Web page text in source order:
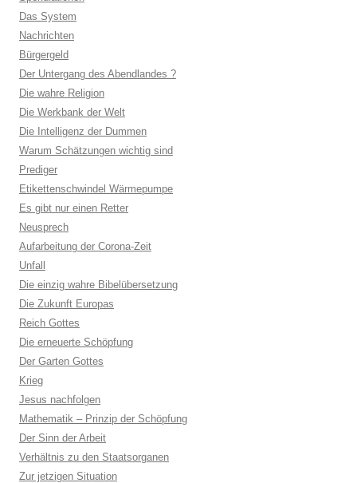
Das System
Nachrichten
Bürgergeld
Der Untergang des Abendlandes ?
Die wahre Religion
Die Werkbank der Welt
Die Intelligenz der Dummen
Warum Schätzungen wichtig sind
Prediger
Etikettenschwindel Wärmepumpe
Es gibt nur einen Retter
Neusprech
Aufarbeitung der Corona-Zeit
Unfall
Die einzig wahre Bibelübersetzung
Die Zukunft Europas
Reich Gottes
Die erneuerte Schöpfung
Der Garten Gottes
Krieg
Jesus nachfolgen
Mathematik – Prinzip der Schöpfung
Der Sinn der Arbeit
Verhältnis zu den Staatsorganen
Zur jetzigen Situation